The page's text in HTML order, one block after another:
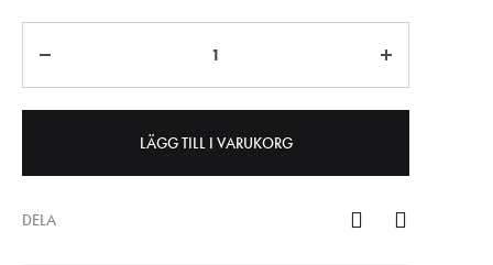
LÄGG TILL I VARUKORG
DELA